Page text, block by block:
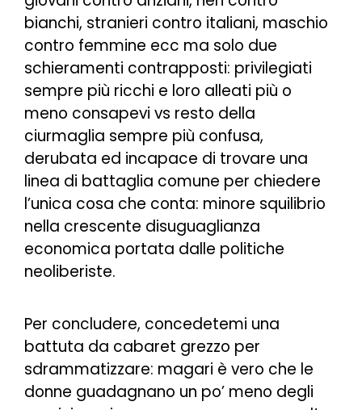
bianchi, stranieri contro italiani, maschio
contro femmine ecc ma solo due
schieramenti contrapposti: privilegiati
sempre più ricchi e loro alleati più o
meno consapevi vs resto della
ciurmaglia sempre più confusa,
derubata ed incapace di trovare una
linea di battaglia comune per chiedere
l’unica cosa che conta: minore squilibrio
nella crescente disuguaglianza
economica portata dalle politiche
neoliberiste.
Per concludere, concedetemi una
battuta da cabaret grezzo per
sdrammatizzare: magari è vero che le
donne guadagnano un po’ meno degli